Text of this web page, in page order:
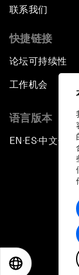
联系我们
快捷链接
论坛可持续性
工作机会
语言版本
EN ▪ES▪中文▪ 日